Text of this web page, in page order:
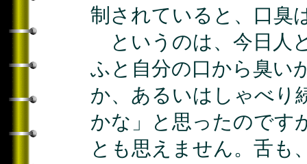
制されていると、口臭
というのは、今日人
ふと自分の口から臭い
か、あるいはしゃべり
かな」と思ったのです
とも思えません。舌も